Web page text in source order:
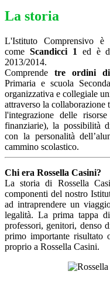
La storia
L'Istituto Comprensivo è
come Scandicci 1 ed è
2013/2014.
Comprende tre ordini di
Primaria e scuola
organizzativa e collegiale
attraverso la
l'integrazione delle
finanziarie), la possibilità
con la personalità
cammino scolastico.
Chi era Rossella Casini?
La storia di Rossella
componenti del nostro
ad intraprendere un
legalità. La prima tappa
professori, genitori, denso
primo importante risultato
proprio a Rossella Casini.